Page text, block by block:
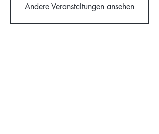
Andere Veranstaltungen ansehen